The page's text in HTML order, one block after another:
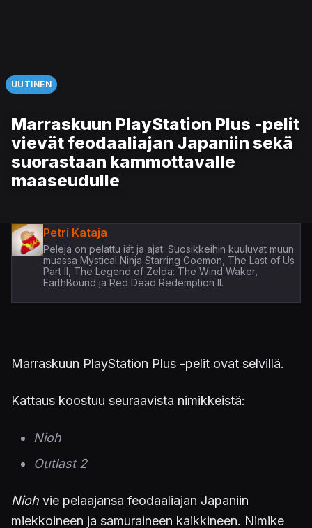
UUTINEN
Marraskuun PlayStation Plus -pelit
vievät feodaaliajan Japaniin sekä
suorastaan kammottavalle
maaseudulle
Petri Kataja
Pelejä on pelattu iät ja ajat. Suosikkeihin kuuluvat muun
muassa Mystical Ninja Starring Goemon, The Last of Us
Part II, The Legend of Zelda: The Wind Waker,
EarthBound ja Red Dead Redemption II.
Marraskuun PlayStation Plus -pelit ovat selvillä.
Kattaus koostuu seuraavista nimikkeistä:
Nioh
Outlast 2
Nioh vie pelaajansa feodaaliajan Japaniin
miekkoineen ja samuraineen kaikkineen. Nimike